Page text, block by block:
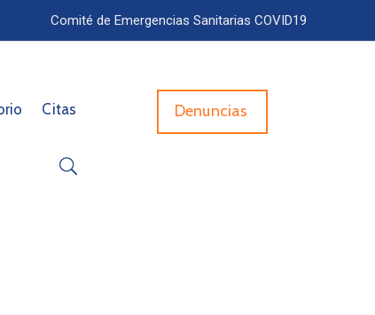
Comité de Emergencias Sanitarias COVID19
Citas Denuncias